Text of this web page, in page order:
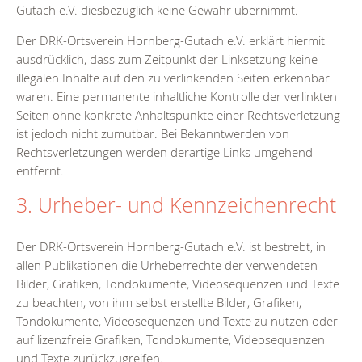
Gutach e.V. diesbezüglich keine Gewähr übernimmt.
Der DRK-Ortsverein Hornberg-Gutach e.V. erklärt hiermit
ausdrücklich, dass zum Zeitpunkt der Linksetzung keine
illegalen Inhalte auf den zu verlinkenden Seiten erkennbar
waren. Eine permanente inhaltliche Kontrolle der verlinkten
Seiten ohne konkrete Anhaltspunkte einer Rechtsverletzung
ist jedoch nicht zumutbar. Bei Bekanntwerden von
Rechtsverletzungen werden derartige Links umgehend
entfernt.
3. Urheber- und Kennzeichenrecht
Der DRK-Ortsverein Hornberg-Gutach e.V. ist bestrebt, in
allen Publikationen die Urheberrechte der verwendeten
Bilder, Grafiken, Tondokumente, Videosequenzen und Texte
zu beachten, von ihm selbst erstellte Bilder, Grafiken,
Tondokumente, Videosequenzen und Texte zu nutzen oder
auf lizenzfreie Grafiken, Tondokumente, Videosequenzen
und Texte zurückzugreifen.